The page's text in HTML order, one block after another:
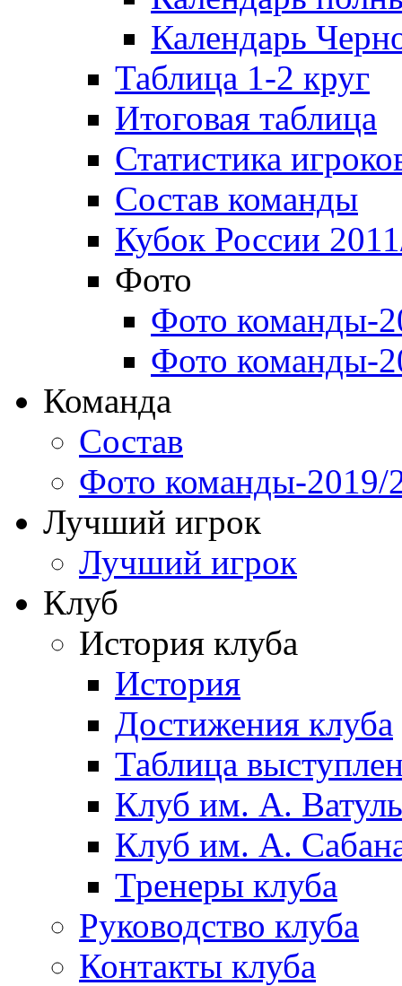
Календарь
Таблица 1-2 круг
Итоговая таблица
Статистика
Состав команды
Кубок России
Фото
Фото команды-
Фото команды-
Команда
Состав
Фото команды-2019/
Лучший игрок
Лучший игрок
Клуб
История клуба
История
Достижения клуба
Таблица
Клуб им. А.
Клуб им. А.
Тренеры клуба
Руководство клуба
Контакты клуба